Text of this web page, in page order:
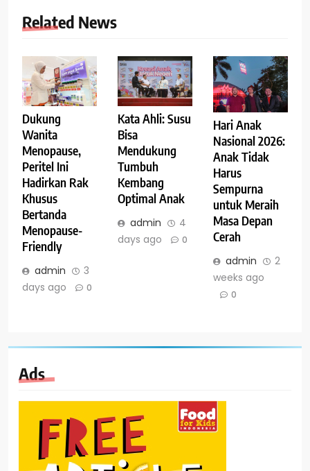
Related News
Dukung
Wanita
Menopause,
Peritel Ini
Hadirkan Rak
Khusus
Bertanda
Menopause-
Friendly
admin
3
days ago
0
Kata Ahli: Susu
Bisa
Mendukung
Tumbuh
Kembang
Optimal Anak
admin
4
days ago
0
Hari Anak
Nasional 2026:
Anak Tidak
Harus
Sempurna
untuk Meraih
Masa Depan
Cerah
admin
2
weeks ago
0
Ads